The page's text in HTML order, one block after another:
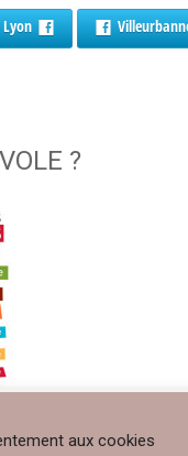
aux cookies
Lyon
?